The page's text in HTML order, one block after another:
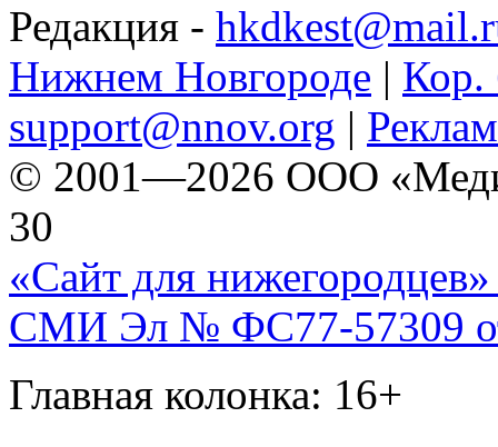
Редакция -
Нижнем Новгороде | Кор.
support@nnov.org |
© 2001—2026 ООО
30
«Сайт для нижегородцев»
СМИ Эл № ФС77-57309
Главная колонка: 16+